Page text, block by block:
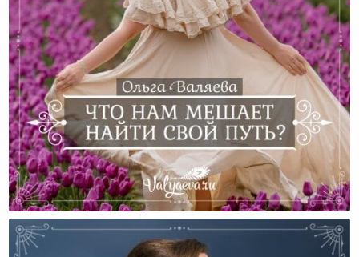
Что Нам Мешает Найти Свой Путь?